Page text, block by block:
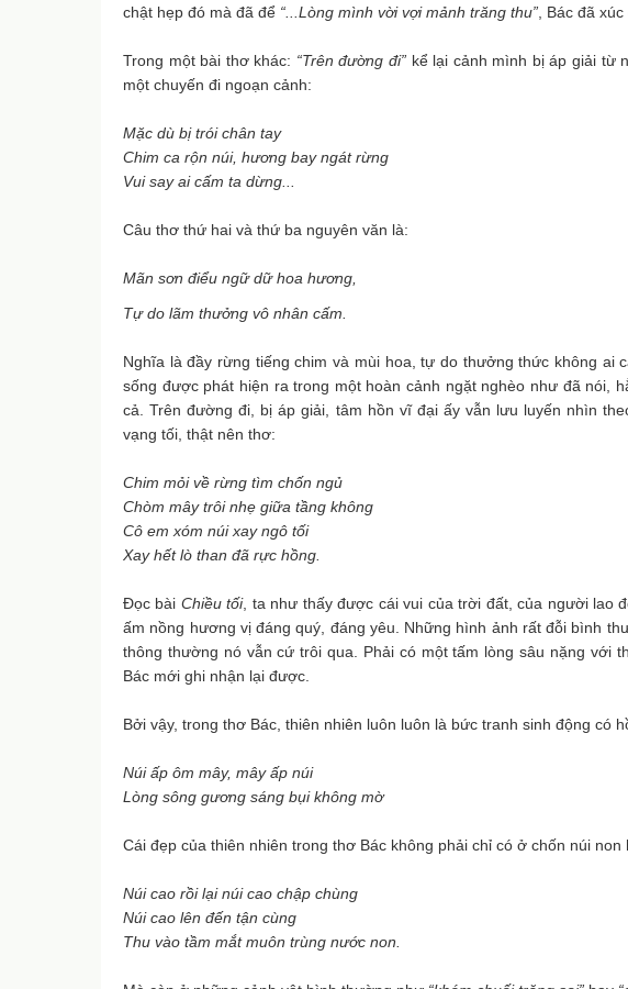
chật hẹp đó mà đã để “...Lòng mình vời vợi mảnh trăng thu” , Bác đã
Trong một bài thơ khác: “Trên đường đi” kể lại cảnh mình bị áp giải từ
một chuyến đi ngoạn cảnh:
Mặc dù bị trói chân tay
Chim ca rộn núi, hương bay ngát rừng
Vui say ai cấm ta dừng...
Câu thơ thứ hai và thứ ba nguyên văn là:
Mãn sơn điểu ngữ dữ hoa hương,
Tự do lãm thưởng vô nhân cấm.
Nghĩa là đầy rừng tiếng chim và mùi hoa, tự do thưởng thức không ai
sống được phát hiện ra trong một hoàn cảnh ngặt nghèo như đã nói,
cả. Trên đường đi, bị áp giải, tâm hồn vĩ đại ấy vẫn lưu luyến nhìn
vạng tối, thật nên thơ:
Chim mỏi về rừng tìm chốn ngủ
Chòm mây trôi nhẹ giữa tầng không
Cô em xóm núi xay ngô tối
Xay hết lò than đã rực hồng.
Đọc bài Chiều tối, ta như thấy được cái vui của trời đất, của người lao
ấm nồng hương vị đáng quý, đáng yêu. Những hình ảnh rất đỗi bình
thông thường nó vẫn cứ trôi qua. Phải có một tấm lòng sâu nặng với
Bác mới ghi nhận lại được.
Bởi vậy, trong thơ Bác, thiên nhiên luôn luôn là bức tranh sinh động có
Núi ấp ôm mây, mây ấp núi
Lòng sông gương sáng bụi không mờ
Cái đẹp của thiên nhiên trong thơ Bác không phải chỉ có ở chốn núi
Núi cao rồi lại núi cao chập chùng
Núi cao lên đến tận cùng
Thu vào tầm mắt muôn trùng nước non.